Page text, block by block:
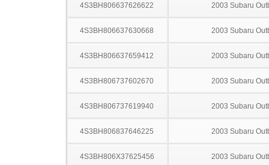
4S3BH806637626622 2003 Subaru
4S3BH806637630668 2003 Subaru
4S3BH806637659412 2003 Subaru
4S3BH806737602670 2003 Subaru
4S3BH806737619940 2003 Subaru
4S3BH806837646225 2003 Subaru
4S3BH806X37625456 2003 Subaru